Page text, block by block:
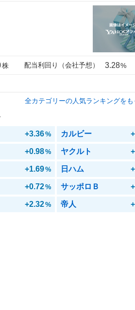
株 配当利回り（会社予想） 3.28%
全カテゴリーの人気ランキングをも
+3.36% カルビー
+0.98% ヤクルト
+1.69% 日ハム
+0.72% サッポロＢ
+2.32% 帝人